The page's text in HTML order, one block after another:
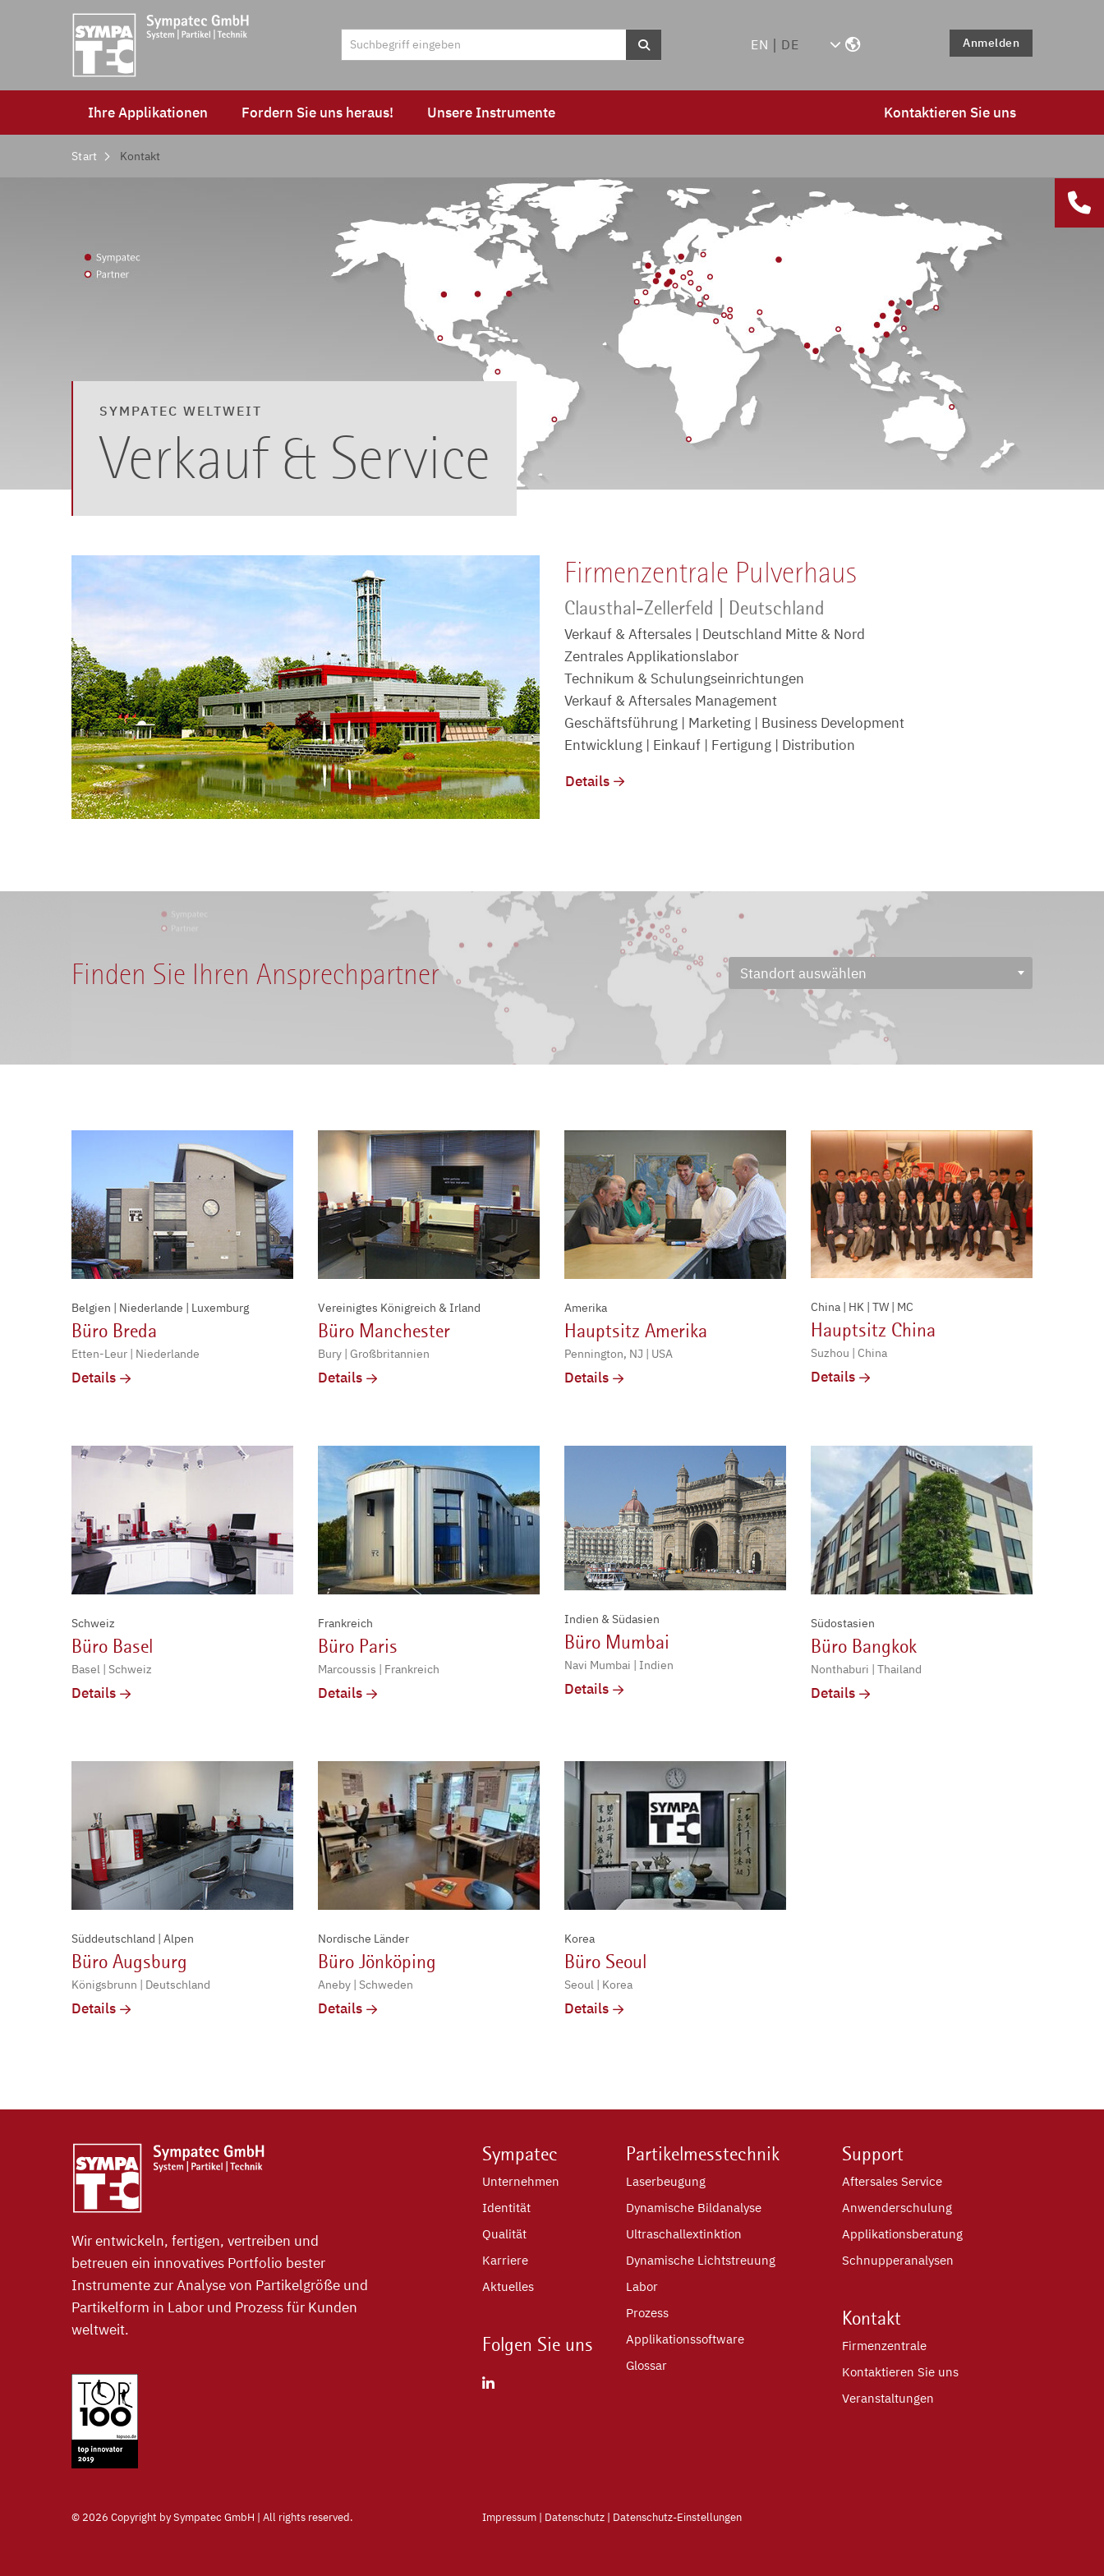
EN DE Anmelden
Ihre Applikationen Fordern Sie uns heraus! Unsere Instrumente Kontaktieren Sie uns
Start Kontakt
SYMPATEC WELTWEIT
Verkauf & Service
Firmenzentrale Pulverhaus
Clausthal-Zellerfeld | Deutschland
Verkauf & Aftersales | Deutschland Mitte & Nord
Zentrales Applikationslabor
Technikum & Schulungseinrichtungen
Verkauf & Aftersales Management
Geschäftsführung | Marketing | Business Development
Entwicklung | Einkauf | Fertigung | Distribution
Details
Finden Sie Ihren Ansprechpartner Standort auswählen
Büro Breda
Belgien | Niederlande | Luxemburg
Etten-Leur | Niederlande
Details
Büro Manchester
Vereinigtes Königreich & Irland
Bury | Großbritannien
Details
Hauptsitz Amerika
Amerika
Pennington, NJ | USA
Details
Hauptsitz China
China | HK | TW | MC
Suzhou | China
Details
Büro Basel
Schweiz
Basel | Schweiz
Details
Büro Paris
Frankreich
Marcoussis | Frankreich
Details
Büro Mumbai
Indien & Südasien
Navi Mumbai | Indien
Details
Büro Bangkok
Südostasien
Nonthaburi | Thailand
Details
Büro Augsburg
Süddeutschland | Alpen
Königsbrunn | Deutschland
Details
Büro Jönköping
Nordische Länder
Aneby | Schweden
Details
Büro Seoul
Korea
Seoul | Korea
Details
Wir entwickeln, fertigen, vertreiben und
betreuen ein innovatives Portfolio bester
Instrumente zur Analyse von Partikelgröße und
Partikelform in Labor und Prozess für Kunden
weltweit.
Sympatec
Unternehmen
Identität
Qualität
Karriere
Aktuelles
Folgen Sie uns
Partikelmesstechnik
Laserbeugung
Dynamische Bildanalyse
Ultraschallextinktion
Dynamische Lichtstreuung
Labor
Prozess
Applikationssoftware
Glossar
Support
Aftersales Service
Anwenderschulung
Applikationsberatung
Schnupperanalysen
Kontakt
Firmenzentrale
Kontaktieren Sie uns
Veranstaltungen
© 2026 Copyright by Sympatec GmbH | All rights reserved. Impressum | Datenschutz | Datenschutz-Einstellungen